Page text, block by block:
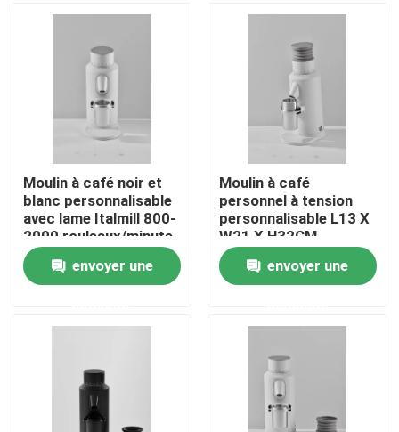
Au sujet de nous
Visite d'usine
Contrôle de qualité
Contactez-nous
Broyeur de grain de café
Burr Coffee Grinder
Moulin à café noir et
blanc personnalisable
avec lame Italmill 800-
2000 rouleaux/minute
de rotation
envoyer une
Moulin à café
personnel à tension
personnalisable L13 X
W21 X H32CM
envoyer une